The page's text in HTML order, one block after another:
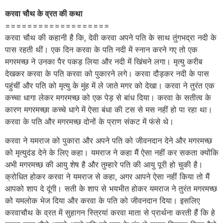
करवा चौथ के व्रत की कथा
===================
करवा चौथ की कहानी है कि, देवी करवा अपने पति के साथ तुंगभद्रा नदी के
पास रहती थीं। एक दिन करवा के पति नदी में स्नान करने गए तो एक
मगरमच्छ ने उनका पैर पकड़ लिया और नदी में खिंचने लगा। मृत्यु करीब
देखकर करवा के पति करवा को पुकारने लगे। करवा दौड़कर नदी के पास
पहुंचीं और पति को मृत्यु के मुंह में ले जाते मगर को देखा। करवा ने तुरंत एक
कच्चा धागा लेकर मगरमच्छ को एक पेड़ से बांध दिया। करवा के सतीत्व के
कारण मगरमच्छा कच्चे धागे में ऐसा बंधा की टस से मस नहीं हो पा रहा था।
करवा के पति और मगरमच्छ दोनों के प्राण संकट में फंसे थे।
करवा ने यमराज को पुकारा और अपने पति को जीवनदान देने और मगरमच्छ
को मृत्युदंड देने के लिए कहा। यमराज ने कहा मैं ऐसा नहीं कर सकता क्योंकि
अभी मगरमच्छ की आयु शेष है और तुम्हारे पति की आयु पूरी हो चुकी है।
क्रोधित होकर करवा ने यमराज से कहा, अगर आपने ऐसा नहीं किया तो मैं
आपको शाप दे दूंगी। सती के शाप से भयभीत होकर यमराज ने तुरंत मगरमच्छ
को यमलोक भेज दिया और करवा के पति को जीवनदान दिया। इसलिए
करवाचौथ के व्रत में सुहागन स्त्रियां करवा माता से प्रार्थना करती हैं कि हे